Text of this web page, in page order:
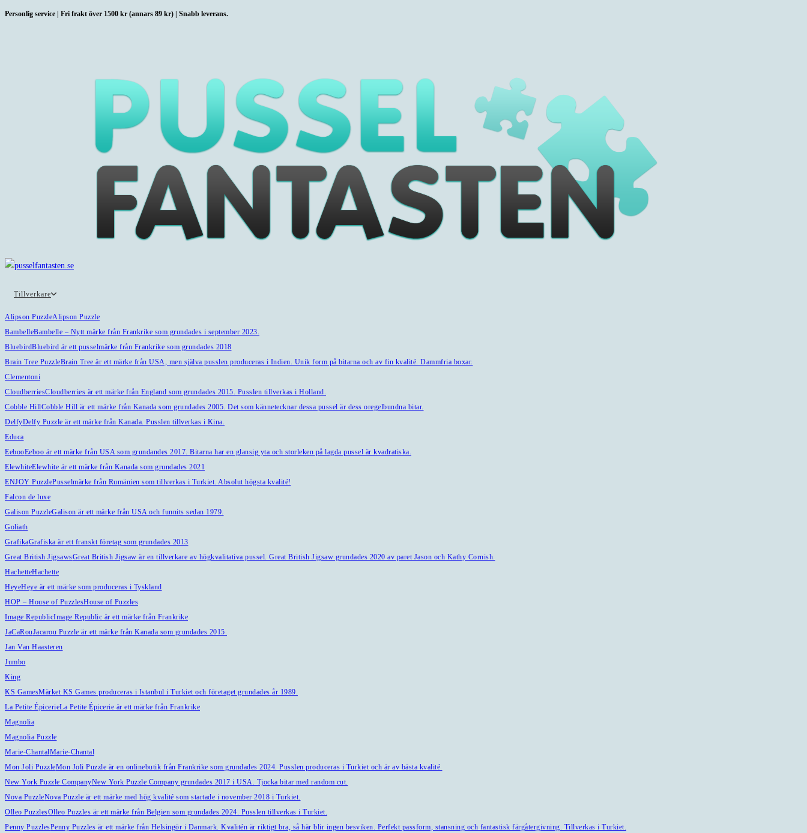
Hoppa
Personlig service | Fri frakt över 1500 kr (annars 89 kr) | Snabb leverans.
Tillverkare
Alipson PuzzleAlipson Puzzle
BambelleBambelle – Nytt märke från Frankrike som grundades i september 2023.
BluebirdBluebird är ett pusselmärke från Frankrike som grundades 2018
Brain Tree PuzzleBrain Tree är ett märke från USA, men själva pusslen produceras i Indien. Unik form på bitarna och av fin kvalité. Dammfria boxar.
Clementoni
CloudberriesCloudberries är ett märke från England som grundades 2015. Pusslen tillverkas i Holland.
Cobble HillCobble Hill är ett märke från Kanada som grundades 2005. Det som kännetecknar dessa pussel är dess oregelbundna bitar.
DelfyDelfy Puzzle är ett märke från Kanada. Pusslen tillverkas i Kina.
Educa
EebooEeboo är ett märke från USA som grundandes 2017. Bitarna har en glansig yta och storleken på lagda pussel är kvadratiska.
ElewhiteElewhite är ett märke från Kanada som grundades 2021
ENJOY PuzzlePusselmärke från Rumänien som tillverkas i Turkiet. Absolut högsta kvalité!
Falcon de luxe
Galison PuzzleGalison är ett märke från USA och funnits sedan 1979.
Goliath
GrafikaGrafiska är ett franskt företag som grundades 2013
Great British JigsawsGreat British Jigsaw är en tillverkare av högkvalitativa pussel. Great British Jigsaw grundades 2020 av paret Jason och Kathy Cornish.
HachetteHachette
HeyeHeye är ett märke som produceras i Tyskland
HOP – House of PuzzlesHouse of Puzzles
Image RepublicImage Republic är ett märke från Frankrike
JaCaRouJacarou Puzzle är ett märke från Kanada som grundades 2015.
Jan Van Haasteren
Jumbo
King
KS GamesMärket KS Games produceras i Istanbul i Turkiet och företaget grundades år 1989.
La Petite ÉpicerieLa Petite Épicerie är ett märke från Frankrike
Magnolia
Magnolia Puzzle
Marie-ChantalMarie-Chantal
Mon Joli PuzzleMon Joli Puzzle är en onlinebutik från Frankrike som grundades 2024. Pusslen produceras i Turkiet och är av bästa kvalité.
New York Puzzle CompanyNew York Puzzle Company grundades 2017 i USA. Tjocka bitar med random cut.
Nova PuzzleNova Puzzle är ett märke med hög kvalité som startade i november 2018 i Turkiet.
Olleo PuzzlesOlleo Puzzles är ett märke från Belgien som grundades 2024. Pusslen tillverkas i Turkiet.
Penny PuzzlesPenny Puzzles är ett märke från Helsingör i Danmark. Kvalitén är riktigt bra, så här blir ingen besviken. Perfekt passform, stansning och fantastisk färgåtergivning. Tillverkas i Turkiet.